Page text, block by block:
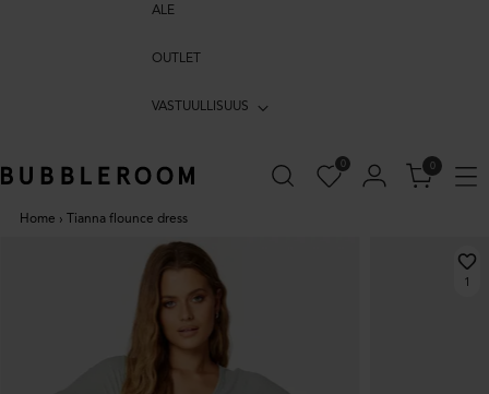
ALE
OUTLET
VASTUULLISUUS
0 0
Home › Tianna flounce dress
1